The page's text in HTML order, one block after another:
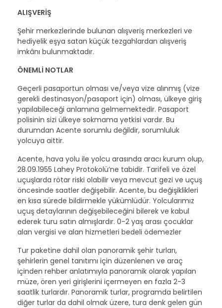
ALIŞVERİŞ
Şehir merkezlerinde bulunan alışveriş merkezleri ve
hediyelik eşya satan küçük tezgahlardan alışveriş
imkânı bulunmaktadır.
ÖNEMLİ NOTLAR
Geçerli pasaportun olması ve/veya vize alınmış (vize
gerekli destinasyon/pasaport için) olması, ülkeye giriş
yapılabileceği anlamına gelmemektedir. Pasaport
polisinin sizi ülkeye sokmama yetkisi vardır. Bu
durumdan Acente sorumlu değildir, sorumluluk
yolcuya aittir.
Acente, hava yolu ile yolcu arasında aracı kurum olup,
28.09.1955 Lahey Protokolü’ne tabidir. Tarifeli ve özel
uçuşlarda rötar riski olabilir veya mevcut gezi ve uçuş
öncesinde saatler değişebilir. Acente, bu değişiklikleri
en kısa sürede bildirmekle yükümlüdür. Yolcularımız
uçuş detaylarının değişebileceğini bilerek ve kabul
ederek turu satın almışlardır. 0-2 yaş arası çocuklar
alan vergisi ve alan hizmetleri bedeli ödemezler
Tur paketine dahil olan panoramik şehir turları,
şehirlerin genel tanıtımı için düzenlenen ve araç
içinden rehber anlatımıyla panoramik olarak yapılan
müze, ören yeri girişlerini içermeyen en fazla 2-3
saatlik turlardır. Panoramik turlar, programda belirtilen
diğer turlar da dahil olmak üzere, tura denk gelen gün